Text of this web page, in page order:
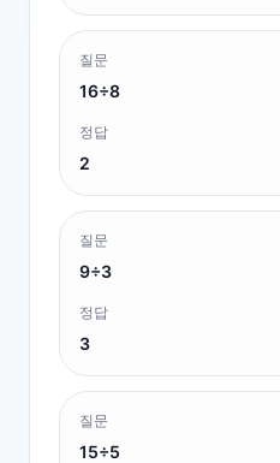
질문
16÷8
정답
2
질문
9÷3
정답
3
질문
15÷5